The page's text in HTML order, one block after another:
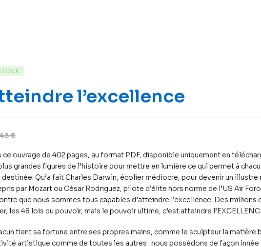
l’excellence
43€
ce ouvrage de 402 pages, au format PDF, disponible uniquement en
grandes figures de l’histoire pour mettre en lumière ce qui permet à
destinée. Qu’a fait Charles Darwin, écolier médiocre, pour devenir un
par Mozart ou César Rodriguez, pilote d’élite hors norme de l’US Air
que nous sommes tous capables d’atteindre l’excellence. Des
les 48 lois du pouvoir, mais le pouvoir ultime, c’est atteindre
tient sa fortune entre ses propres mains, comme le sculpteur la matière
artistique comme de toutes les autres : nous possédons de façon innée